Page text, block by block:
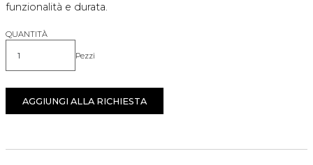
funzionalità e durata.
QUANTITÀ
Quantità Pezzi
AGGIUNGI ALLA RICHIESTA